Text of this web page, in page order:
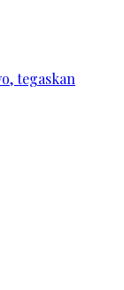
tegaskan